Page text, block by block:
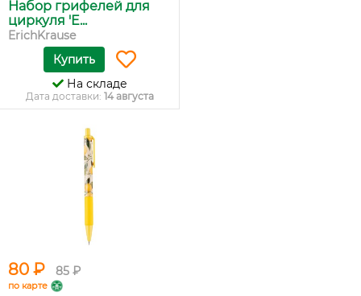
Набор грифелей для
циркуля 'E...
ErichKrause
Купить
На складе
Дата доставки: 14 августа
80 ₽ 85 ₽
по карте